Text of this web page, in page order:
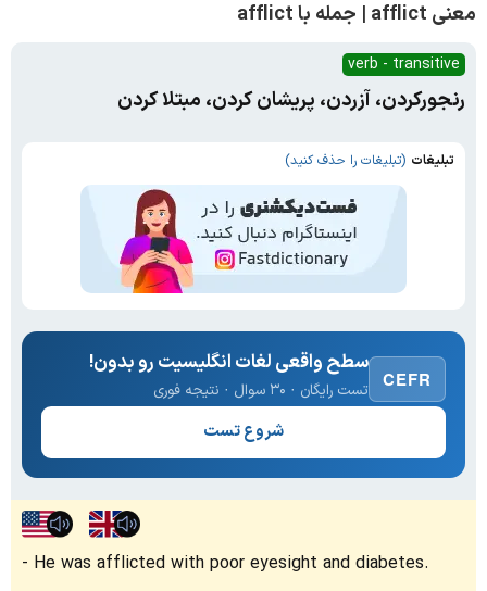
معنی afflict | جمله با afflict
verb - transitive
رنجورکردن، آزردن، پریشان کردن، مبتلا کردن
تبلیغات (تبلیغات را حذف کنید)
CEFR
سطح واقعی لغات انگلیسیت رو بدون!
تست رایگان · ۳۰ سوال · نتیجه فوری
شروع تست
He was afflicted with poor eyesight and diabetes.